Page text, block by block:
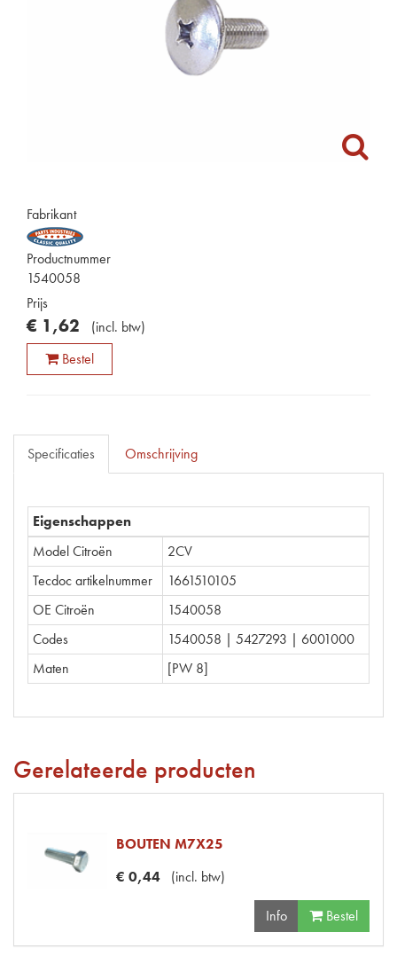
Fabrikant
Productnummer
1540058
Prijs
€ 1,62 (incl. btw)
Bestel
Specificaties Omschrijving
Eigenschappen
Model Citroën
2CV
Tecdoc artikelnummer
1661510105
OE Citroën
1540058
Codes
1540058 | 5427293 | 6001000
Maten
[PW 8]
Gerelateerde producten
BOUTEN M7X25
€ 0,44 (incl. btw)
Info Bestel